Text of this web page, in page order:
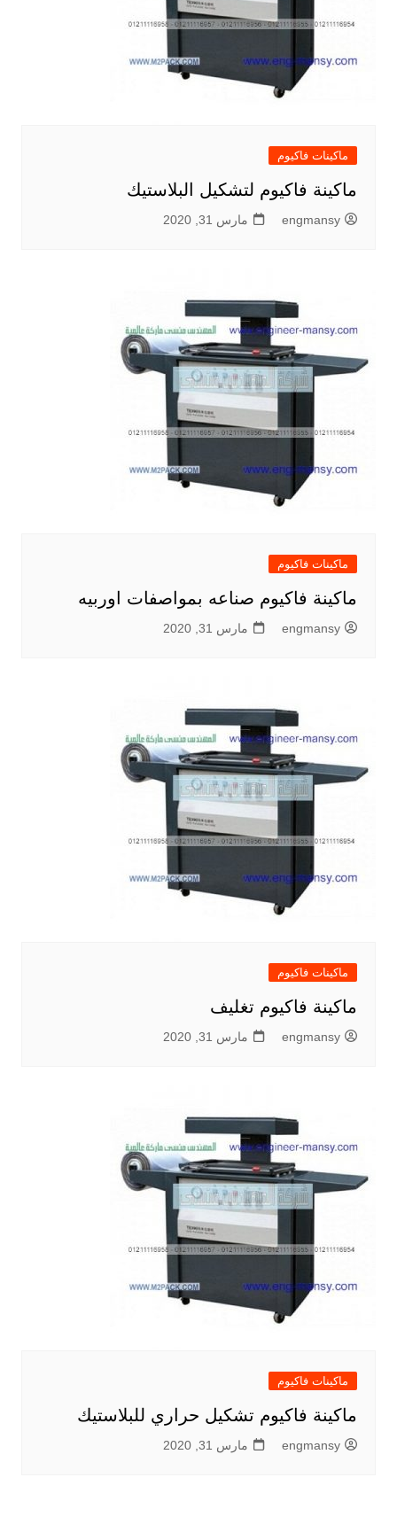
ماكينات فاكيوم
ماكينة فاكيوم لتشكيل البلاستيك
engmansy مارس 31, 2020
ماكينات فاكيوم
ماكينة فاكيوم صناعه بمواصفات اوربيه
engmansy مارس 31, 2020
ماكينات فاكيوم
ماكينة فاكيوم تغليف
engmansy مارس 31, 2020
ماكينات فاكيوم
ماكينة فاكيوم تشكيل حراري للبلاستيك
engmansy مارس 31, 2020